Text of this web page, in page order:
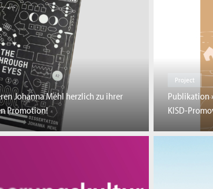
Johanna Mehl herzlich zu ihrer
Promotion!
Project
Publikation
KISD-